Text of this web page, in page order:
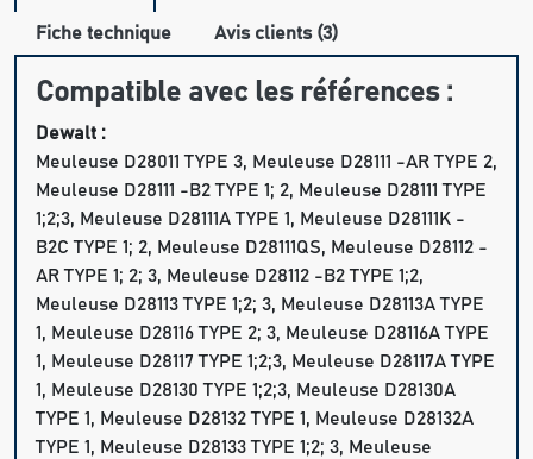
Fiche technique Avis clients (3)
Compatible avec les références :
Dewalt :
Meuleuse D28011 TYPE 3, Meuleuse D28111 -AR TYPE 2,
Meuleuse D28111 -B2 TYPE 1; 2, Meuleuse D28111 TYPE
1;2;3, Meuleuse D28111A TYPE 1, Meuleuse D28111K -
B2C TYPE 1; 2, Meuleuse D28111QS, Meuleuse D28112 -
AR TYPE 1; 2; 3, Meuleuse D28112 -B2 TYPE 1;2,
Meuleuse D28113 TYPE 1;2; 3, Meuleuse D28113A TYPE
1, Meuleuse D28116 TYPE 2; 3, Meuleuse D28116A TYPE
1, Meuleuse D28117 TYPE 1;2;3, Meuleuse D28117A TYPE
1, Meuleuse D28130 TYPE 1;2;3, Meuleuse D28130A
TYPE 1, Meuleuse D28132 TYPE 1, Meuleuse D28132A
TYPE 1, Meuleuse D28133 TYPE 1;2; 3, Meuleuse